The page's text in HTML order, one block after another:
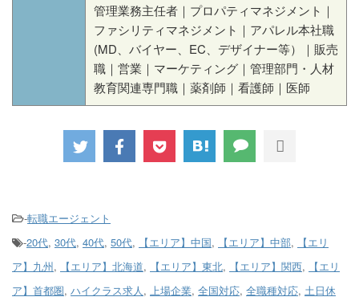
管理業務主任者｜プロパティマネジメント｜
ファシリティマネジメント｜アパレル本社職
(MD、バイヤー、EC、デザイナー等）｜販売
職｜営業｜マーケティング｜管理部門・人材
教育関連専門職｜薬剤師｜看護師｜医師
-転職エージェント
-20代, 30代, 40代, 50代, 【エリア】中国, 【エリア】中部,
【エリ
ア】九州, 【エリア】北海道, 【エリア】東北, 【エリア】関西,
【エリ
ア】首都圏, ハイクラス求人, 上場企業, 全国対応, 全職種対応, 土日休